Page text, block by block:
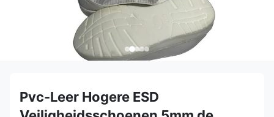
Pvc-Leer Hogere ESD